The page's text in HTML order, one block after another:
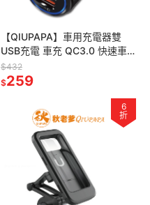
【QIUPAPA】車用充電器雙
USB充電 車充 QC3.0 快速車
載充電適配器 QC3.0手機充電
器充電頭
$432
$259
6
折